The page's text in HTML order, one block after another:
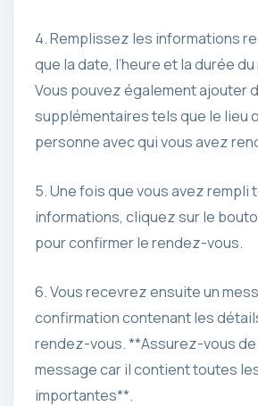
4. Remplissez les informations
que la date, l’heure et la durée
Vous pouvez également ajouter
supplémentaires tels que le lieu
personne avec qui vous avez
5. Une fois que vous avez rempli
informations, cliquez sur le
pour confirmer le rendez-vous.
6. Vous recevrez ensuite un
confirmation contenant les
rendez-vous. **Assurez-vous
message car il contient toutes
importantes**.